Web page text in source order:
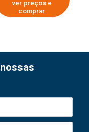
ver preços e
comprar